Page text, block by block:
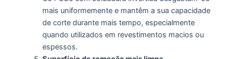
mais uniformemente e mantêm a sua capacidade
de corte durante mais tempo, especialmente
quando utilizados em revestimentos macios ou
espessos.